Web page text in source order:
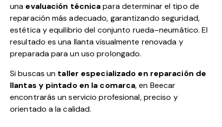
una evaluación técnicapara determinar el tipo de
reparación más adecuado, garantizando seguridad,
estética y equilibrio del conjunto rueda–neumático. El
resultado es una llanta visualmente renovada y
preparada para un uso prolongado.
Si buscas un taller especializado en reparación de
llantas y pintado en la comarca, en Beecar
encontrarás un servicio profesional, preciso y
orientado a la calidad.